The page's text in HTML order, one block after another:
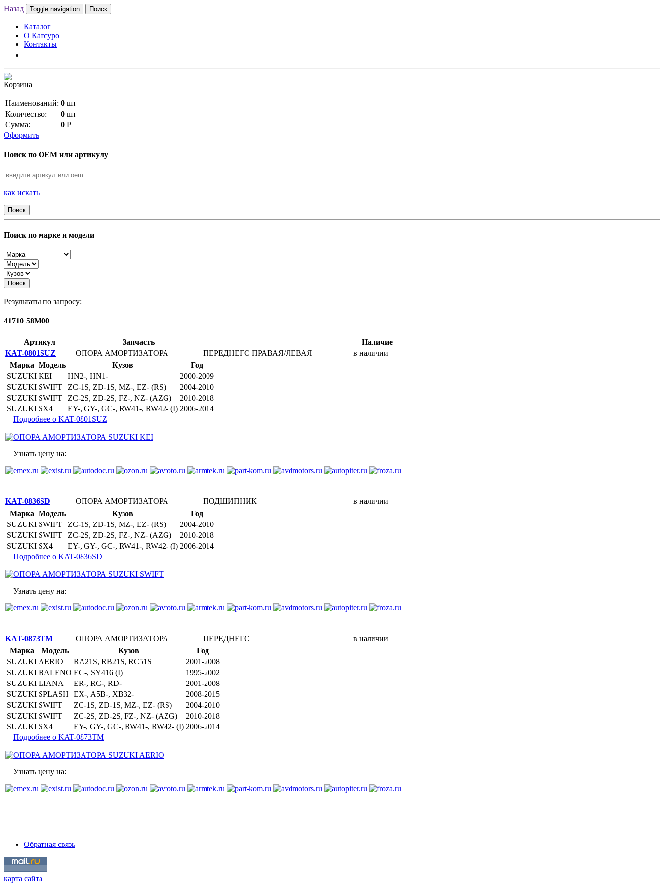
Назад Toggle navigation Поиск
Каталог
О Катсуро
Контакты
Корзина
Наименований: 0 шт
Количество:
0 шт
Сумма:
0 Р
Оформить
Поиск по OEM или артикулу
как искать
Поиск
Поиск по марке и модели
Поиск
Результаты по запросу:
41710-58M00
Артикул Запчасть
Наличие
KAT-0801SUZ
ОПОРА АМОРТИЗАТОРА ПЕРЕДНЕГО ПРАВАЯ/ЛЕВАЯ
в наличии
Марка Модель Кузов
Год
SUZUKI KEI HN2-, HN1-
2000-2009
SUZUKI SWIFT ZC-1S, ZD-1S, MZ-, EZ- (RS)
2004-2010
SUZUKI SWIFT ZC-2S, ZD-2S, FZ-, NZ- (AZG)
2010-2018
SUZUKI SX4 EY-, GY-, GC-, RW41-, RW42- (I) 2006-2014
Подробнее о KAT-0801SUZ
Узнать цену на:
KAT-0836SD ОПОРА АМОРТИЗАТОРА ПОДШИПНИК
в наличии
Марка Модель Кузов
Год
SUZUKI SWIFT ZC-1S, ZD-1S, MZ-, EZ- (RS)
2004-2010
SUZUKI SWIFT ZC-2S, ZD-2S, FZ-, NZ- (AZG)
2010-2018
SUZUKI SX4 EY-, GY-, GC-, RW41-, RW42- (I) 2006-2014
Подробнее о KAT-0836SD
Узнать цену на:
KAT-0873TM ОПОРА АМОРТИЗАТОРА ПЕРЕДНЕГО
в наличии
Марка
Модель Кузов
Год
SUZUKI AERIO RA21S, RB21S, RC51S
2001-2008
SUZUKI BALENO EG-, SY416 (I)
1995-2002
SUZUKI LIANA ER-, RC-, RD-
2001-2008
SUZUKI SPLASH EX-, A5B-, XB32-
2008-2015
SUZUKI SWIFT ZC-1S, ZD-1S, MZ-, EZ- (RS)
2004-2010
SUZUKI SWIFT ZC-2S, ZD-2S, FZ-, NZ- (AZG)
2010-2018
SUZUKI SX4 EY-, GY-, GC-, RW41-, RW42- (I) 2006-2014
Подробнее о KAT-0873TM
Узнать цену на:
Обратная связь
карта сайта